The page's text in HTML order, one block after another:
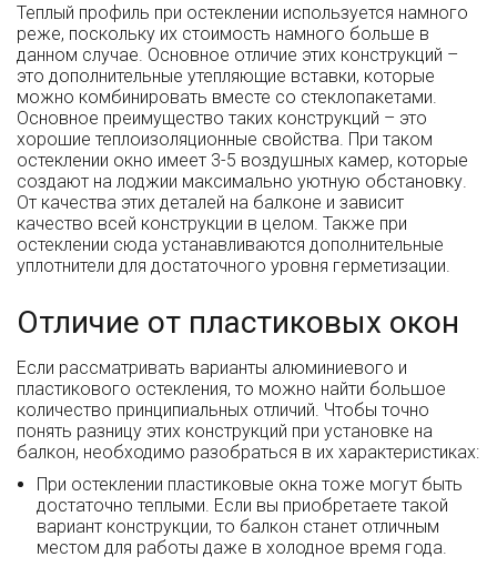
Теплый профиль при остеклении используется намного
реже, поскольку их стоимость намного больше в
данном случае. Основное отличие этих конструкций –
это дополнительные утепляющие вставки, которые
можно комбинировать вместе со стеклопакетами.
Основное преимущество таких конструкций – это
хорошие теплоизоляционные свойства. При таком
остеклении окно имеет 3-5 воздушных камер, которые
создают на лоджии максимально уютную обстановку.
От качества этих деталей на балконе и зависит
качество всей конструкции в целом. Также при
остеклении сюда устанавливаются дополнительные
уплотнители для достаточного уровня герметизации.
Отличие от пластиковых окон
Если рассматривать варианты алюминиевого и
пластикового остекления, то можно найти большое
количество принципиальных отличий. Чтобы точно
понять разницу этих конструкций при установке на
балкон, необходимо разобраться в их характеристиках:
При остеклении пластиковые окна тоже могут быть
достаточно теплыми. Если вы приобретаете такой
вариант конструкции, то балкон станет отличным
местом для работы даже в холодное время года.